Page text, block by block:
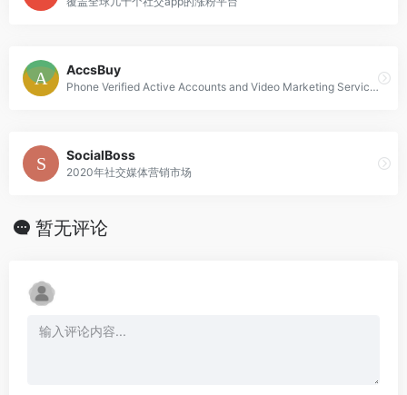
AccsBuy
Phone Verified Active Accounts and Video Marketing Services.
SocialBoss
2020年社交媒体营销市场
暂无评论